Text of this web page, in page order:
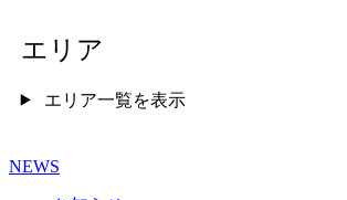
エリア
エリア一覧を表示
NEWS